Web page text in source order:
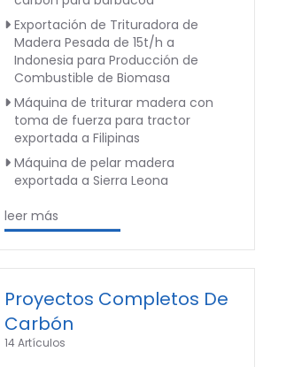
Exportación de Trituradora de
Madera Pesada de 15t/h a
Indonesia para Producción de
Combustible de Biomasa
Máquina de triturar madera con
toma de fuerza para tractor
exportada a Filipinas
Máquina de pelar madera
exportada a Sierra Leona
leer más
Proyectos Completos De
Carbón
14 Artículos